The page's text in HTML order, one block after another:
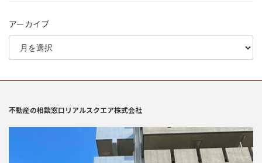
アーカイブ
不動産の相談窓口リアルスクエア株式会社